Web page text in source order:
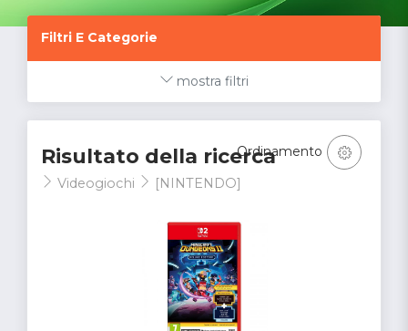
Filtri E Categorie
mostra filtri
Risultato della ricerca
Videogiochi [NINTENDO]
Ordinamento